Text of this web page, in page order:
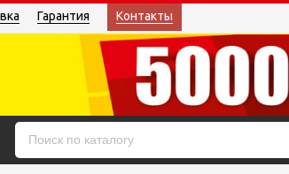
Гарантия Контакты